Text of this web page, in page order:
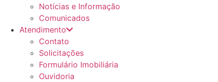
Notícias e Informação
Comunicados
Atendimento
Contato
Solicitações
Formulário Imobiliária
Ouvidoria